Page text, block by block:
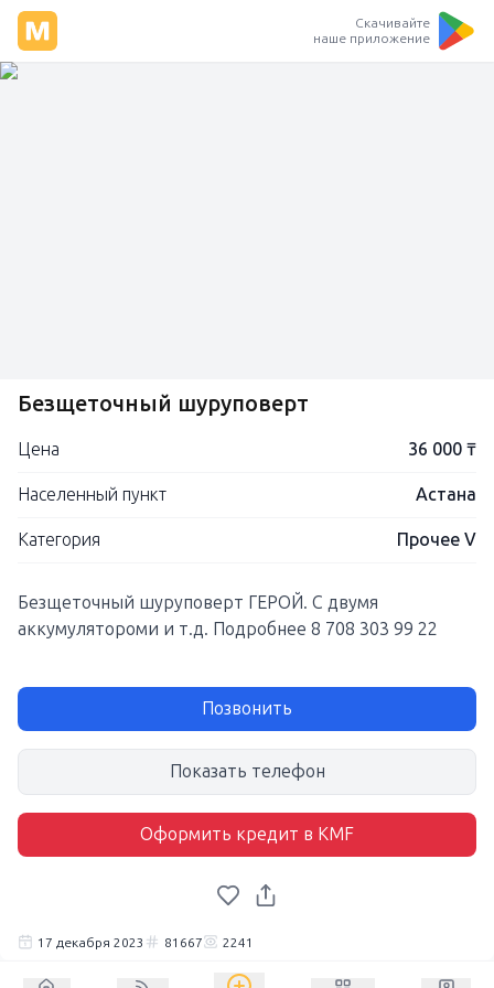
Скачивайте
наше приложение
Безщеточный шуруповерт
Цена 36 000 ₸
Населенный пункт Астана
Категория Прочее V
Безщеточный шуруповерт ГЕРОЙ. С двумя
аккумулятороми и т.д. Подробнее 8 708 303 99 22
Позвонить
Показать телефон
Оформить кредит в KMF
17 декабря 2023 81667 2241